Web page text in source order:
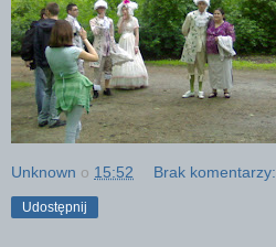
Unknown o 15:52 Brak komentarzy:
Udostępnij